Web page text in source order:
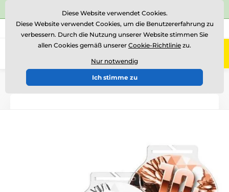
⭐Siehe 504 verifizierte Bewertungen auf
Rufen Sie uns an (Mo-Fr 15-18) +43 676 361 37 22
0
Einführung Acrylmedaillen
Diese Website verwendet Cookies.
Diese Website verwendet Cookies, um die Benutzererfahrung zu
verbessern. Durch die Nutzung unserer Website stimmen Sie
allen Cookies gemäß unserer Cookie-Richtlinie zu.
Nur notwendig
Ich stimme zu